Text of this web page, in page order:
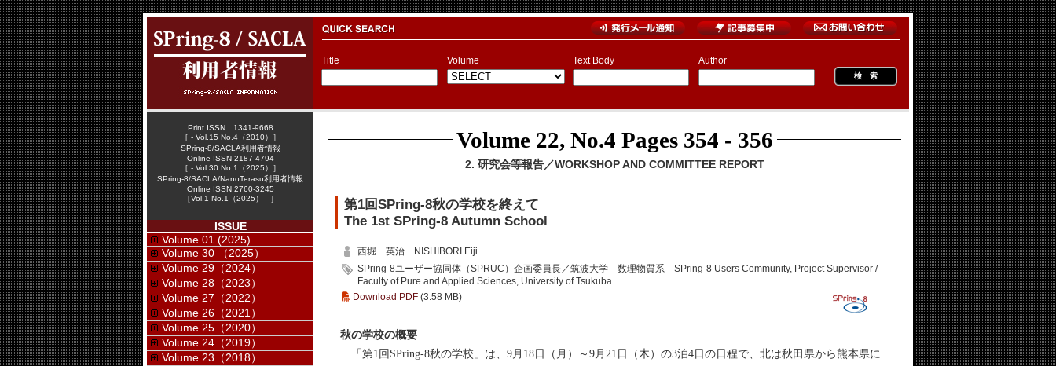
Title Volume Text Body Author
Volume 22, No.4 Pages 354 - 356
2. 研究会等報告／WORKSHOP AND COMMITTEE REPORT
第1回SPring-8秋の学校を終えて
The 1st SPring-8 Autumn School
西堀 英治 NISHIBORI Eiji
SPring-8ユーザー協同体（SPRUC）企画委員長／筑波大学 数理物質系 SPring-8 Users Community, Project Supervisor /
Faculty of Pure and Applied Sciences, University of Tsukuba
Download PDF (3.58 MB)
秋の学校の概要
「第1回SPring-8秋の学校」は、9月18日（月）～9月21日（木）の3泊4日の日程で、北は秋田県から熊本県に
Print ISSN 1341-9668
［ - Vol.15 No.4（2010）］
SPring-8/SACLA利用者情報
Online ISSN 2187-4794
［ - Vol.30 No.1（2025）］
SPring-8/SACLA/NanoTerasu利用者情報
Online ISSN 2760-3245
［Vol.1 No.1（2025） - ］
ISSUE
Volume 01 (2025)
Volume 30 （2025）
Volume 29（2024）
Volume 28（2023）
Volume 27（2022）
Volume 26（2021）
Volume 25（2020）
Volume 24（2019）
Volume 23（2018）